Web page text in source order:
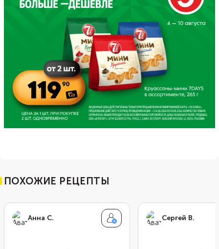
ПОХОЖИЕ РЕЦЕПТЫ
Анна С. Сергей В.